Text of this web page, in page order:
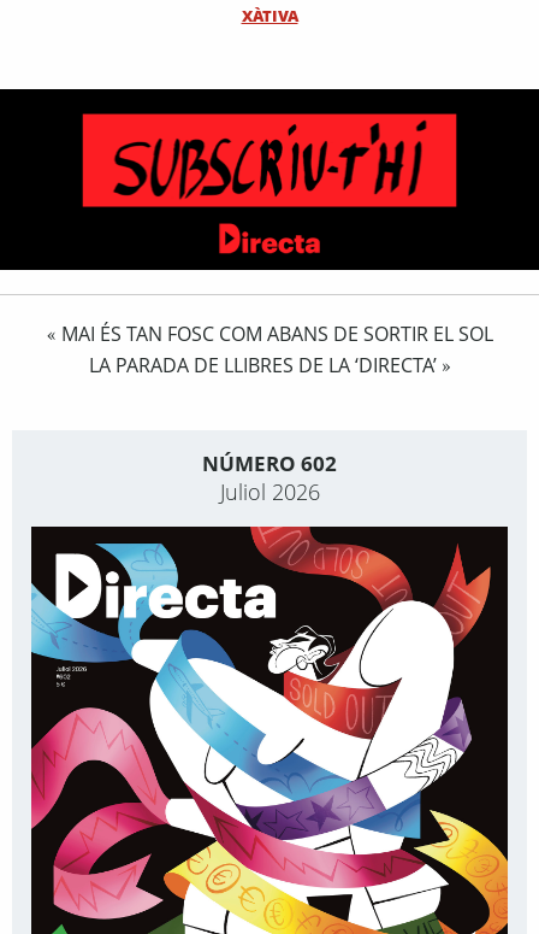
XÀTIVA
« MAI ÉS TAN FOSC COM ABANS DE SORTIR EL SOL
LA PARADA DE LLIBRES DE LA ‘DIRECTA’»
NÚMERO 602
Juliol 2026